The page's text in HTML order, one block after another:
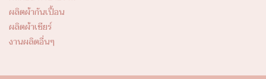
ผลิตผ้ากันเปื้อน
ผลิตผ้าเชียร์
งานผลิตอื่นๆ